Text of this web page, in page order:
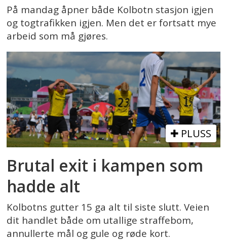
På mandag åpner både Kolbotn stasjon igjen
og togtrafikken igjen. Men det er fortsatt mye
arbeid som må gjøres.
PLUSS
Brutal exit i kampen som
hadde alt
Kolbotns gutter 15 ga alt til siste slutt. Veien
dit handlet både om utallige straffebom,
annullerte mål og gule og røde kort.